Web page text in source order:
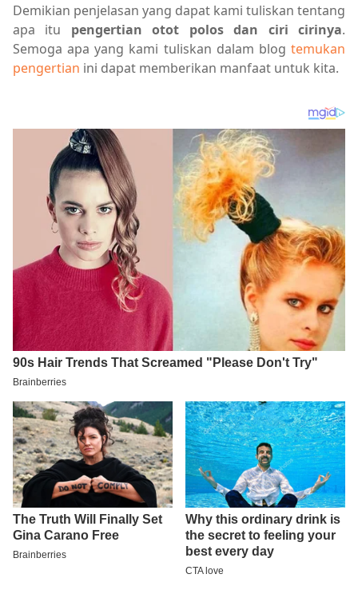
Demikian penjelasan yang dapat kami tuliskan tentang
apa itu pengertian otot polos dan ciri cirinya.
Semoga apa yang kami tuliskan dalam blog temukan
pengertian ini dapat memberikan manfaat untuk kita.